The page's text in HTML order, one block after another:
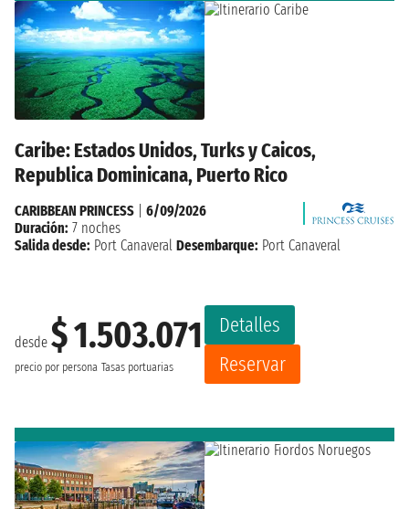
Caribe: Estados Unidos, Turks y Caicos,
Republica Dominicana, Puerto Rico
desde $ 1.503.071
precio por persona Tasas portuarias
Detalles
Reservar
CARIBBEAN PRINCESS
6/09/2026
Duración: 7 noches
Salida desde: Port Canaveral Desembarque: Port Canaveral